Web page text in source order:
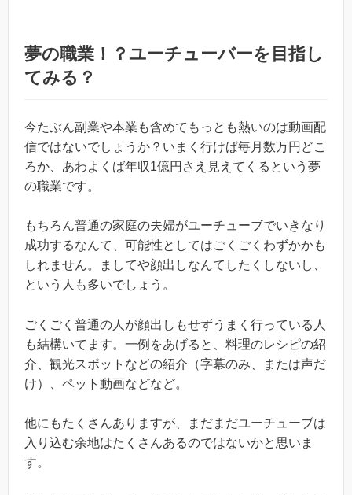
夢の職業！？ユーチューバーを目指し
てみる？
今たぶん副業や本業も含めてもっとも熱いのは動画配
信ではないでしょうか？いまく行けば毎月数万円どこ
ろか、あわよくば年収1億円さえ見えてくるという夢
の職業です。
もちろん普通の家庭の夫婦がユーチューブでいきなり
成功するなんて、可能性としてはごくごくわずかかも
しれません。ましてや顔出しなんてしたくしないし、
という人も多いでしょう。
ごくごく普通の人が顔出しもせずうまく行っている人
も結構いてます。一例をあげると、料理のレシピの紹
介、観光スポットなどの紹介（字幕のみ、または声だ
け）、ペット動画などなど。
他にもたくさんありますが、まだまだユーチューブは
入り込む余地はたくさんあるのではないかと思いま
す。